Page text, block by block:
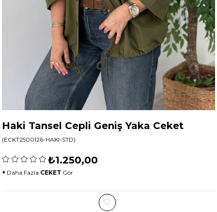
Haki Tansel Cepli Geniş Yaka Ceket
(ECKT2500126-HAKI-STD)
₺1.250,00
+ Daha Fazla CEKET Gör